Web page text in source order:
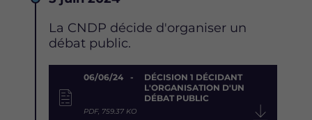
Description
La CNDP décide d'organiser un
débat public.
Document
06/06/24
DÉCISION 1 DÉCIDANT
L'ORGANISATION D'UN
DÉBAT PUBLIC
PDF, 759.37 KO